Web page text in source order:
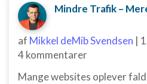
Mindre Trafik –
af Mikkel deMib Svendsen |
4 kommentarer
Mange websites oplever
Ydeevne
Funktionel